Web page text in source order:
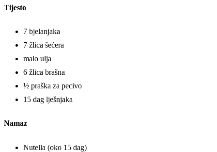
Tijesto
7 bjelanjaka
7 žlica šećera
malo ulja
6 žlica brašna
½ praška za pecivo
15 dag lješnjaka
Namaz
Nutella (oko 15 dag)